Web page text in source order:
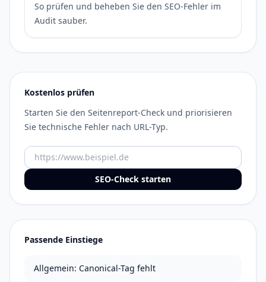
So prüfen und beheben Sie den SEO-Fehler im
Audit sauber.
Kostenlos prüfen
Starten Sie den Seitenreport-Check und priorisieren
Sie technische Fehler nach URL-Typ.
URL
SEO-Check starten
Passende Einstiege
Allgemein: Canonical-Tag fehlt